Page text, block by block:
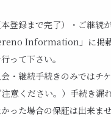
登録まで完了）・ご継続
Information」に掲
って下さい。
会・継続手続きのみではチ
意ください。） 手続き漏
った場合の保証は出来ませ